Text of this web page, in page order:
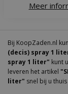
Meer
Bij KoopZaden.nl
(decis) spray 1
spray 1 liter" kunt
leveren het artikel
liter" snel bij u